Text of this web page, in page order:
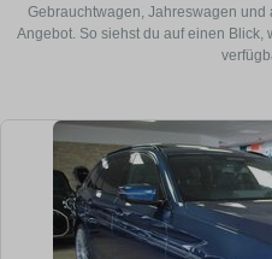
Gebrauchtwagen, Jahreswagen
Angebot. So siehst du auf einen